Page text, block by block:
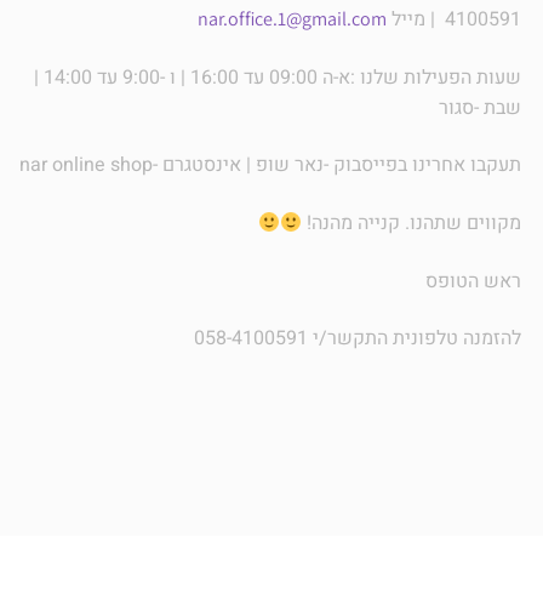
4100591 | מייל
nar.office.1@gmail.com
שעות הפעילות שלנו :א-ה 09:00 עד 16:00 | ו -9:00 עד 14:00 |
שבת -סגור
תעקבו אחרינו בפייסבוק -נאר שופ | אינסטגרם -nar online shop
מקווים שתהנו. קנייה מהנה!
ראש הטופס
להזמנה טלפונית התקשר/י 058-4100591